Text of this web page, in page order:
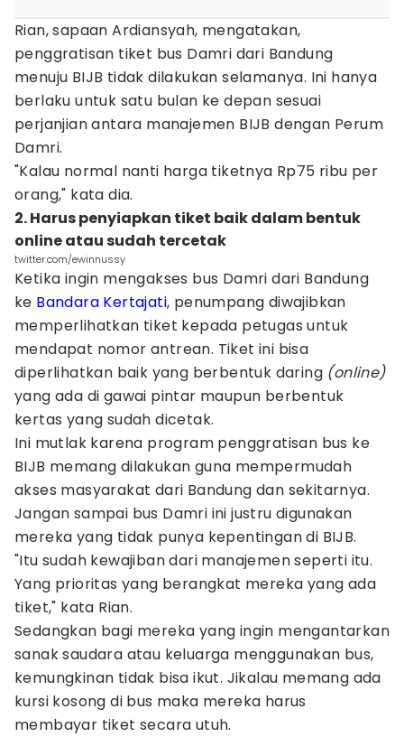
Rian, sapaan Ardiansyah, mengatakan,
penggratisan tiket bus Damri dari Bandung
menuju BIJB tidak dilakukan selamanya. Ini hanya
berlaku untuk satu bulan ke depan sesuai
perjanjian antara manajemen BIJB dengan Perum
Damri.
"Kalau normal nanti harga tiketnya Rp75 ribu per
orang," kata dia.
2. Harus penyiapkan tiket baik dalam bentuk
online atau sudah tercetak
twitter.com/ewinnussy
Ketika ingin mengakses bus Damri dari Bandung
ke Bandara Kertajati, penumpang diwajibkan
memperlihatkan tiket kepada petugas untuk
mendapat nomor antrean. Tiket ini bisa
diperlihatkan baik yang berbentuk daring (online)
yang ada di gawai pintar maupun berbentuk
kertas yang sudah dicetak.
Ini mutlak karena program penggratisan bus ke
BIJB memang dilakukan guna mempermudah
akses masyarakat dari Bandung dan sekitarnya.
Jangan sampai bus Damri ini justru digunakan
mereka yang tidak punya kepentingan di BIJB.
"Itu sudah kewajiban dari manajemen seperti itu.
Yang prioritas yang berangkat mereka yang ada
tiket," kata Rian.
Sedangkan bagi mereka yang ingin mengantarkan
sanak saudara atau keluarga menggunakan bus,
kemungkinan tidak bisa ikut. Jikalau memang ada
kursi kosong di bus maka mereka harus
membayar tiket secara utuh.